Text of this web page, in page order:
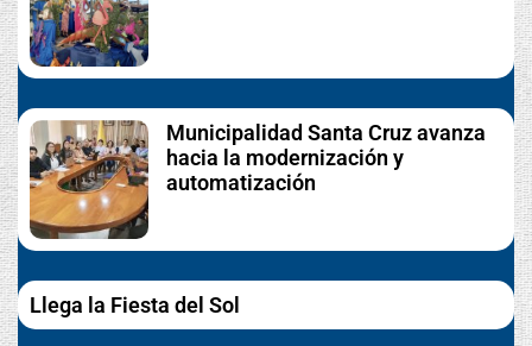
Municipalidad Santa Cruz avanza
hacia la modernización y
automatización
Llega la Fiesta del Sol